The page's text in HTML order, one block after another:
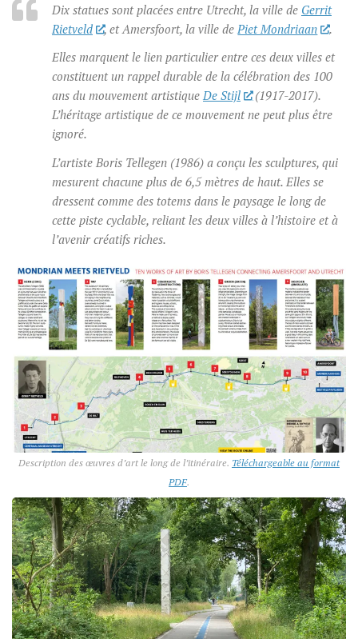
Dix statues sont placées entre Utrecht, la ville de Gerrit
Rietveld
, et Amersfoort, la ville dePiet Mondriaan
.
Elles marquent le lien particulier entre ces deux villes et
constituent un rappel durable de la célébration des 100
ans du mouvement artistiqueDe Stijl
(1917-2017).
L’héritage artistique de ce mouvement ne peut plus être
ignoré.
L’artiste Boris Tellegen (1986) a conçu les sculptures, qui
mesurent chacune plus de 6,5 mètres de haut. Elles se
dressent comme des totems dans le paysage le long de
cette piste cyclable, reliant les deux villes à l’histoire et à
l’avenir créatifs riches.
Description des œuvres d’art le long de l’itinéraire. Téléchargeable au format
PDF.